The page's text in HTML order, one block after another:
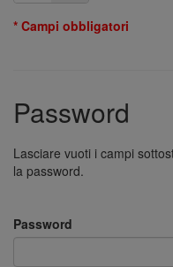
* Campi obbligatori
Password
Lasciare vuoti i campi
la password.
Password